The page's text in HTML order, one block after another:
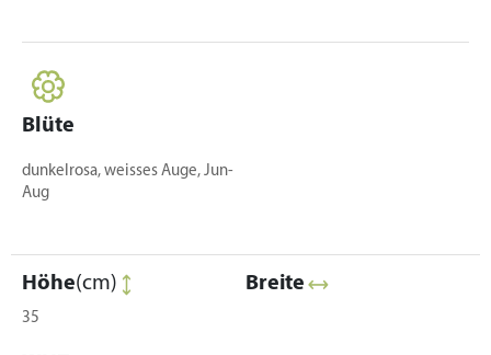
Blüte
dunkelrosa, weisses Auge, Jun-
Aug
Höhe(cm)
35
Breite